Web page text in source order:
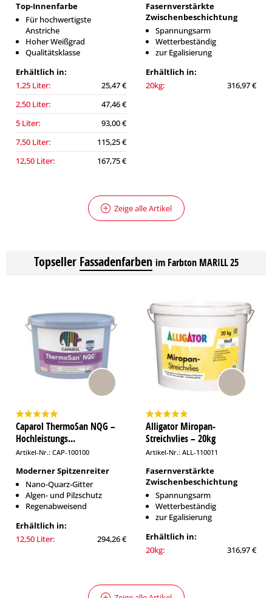
Top-Innenfarbe
Für hochwertigste
Anstriche
Hoher Weißgrad
Qualitätsklasse
Erhältlich in:
1,25 Liter:
25,47 €
2,50 Liter:
47,46 €
5 Liter:
93,00 €
7,50 Liter:
115,25 €
12,50 Liter:
167,75 €
Fasernverstärkte
Zwischenbeschichtung
Spannungsarm
Wetterbeständig
zur Egalisierung
Erhältlich in:
20kg:
316,97 €
Zeige alle Artikel
Topseller Fassadenfarben im Farbton MARILL 25
Caparol ThermoSan NQG –
Hochleistungs...
Artikel-Nr.: CAP-100100
Moderner Spitzenreiter
Nano-Quarz-Gitter
Algen- und Pilzschutz
Regenabweisend
Erhältlich in:
12,50 Liter:
294,26 €
Alligator Miropan-
Streichvlies – 20kg
Artikel-Nr.: ALL-110011
Fasernverstärkte
Zwischenbeschichtung
Spannungsarm
Wetterbeständig
zur Egalisierung
Erhältlich in:
20kg:
316,97 €